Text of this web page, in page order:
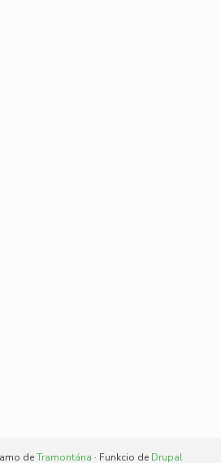
deTramontána · Funkcio de Drupal